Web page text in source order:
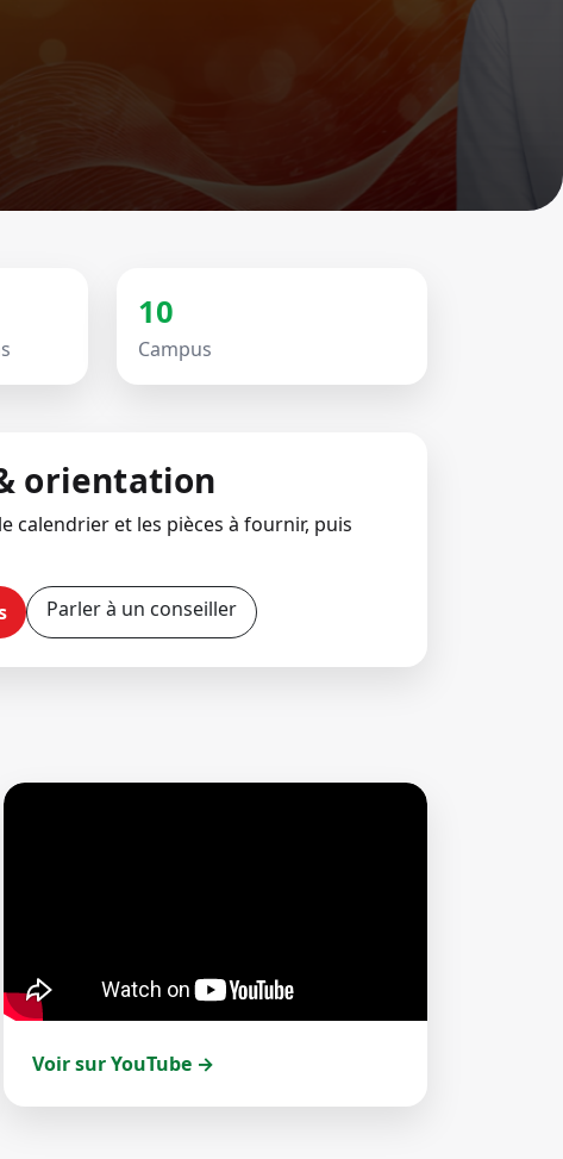
10
Campus
orientation
calendrier et les pièces à fournir, puis
Parler à un conseiller
Voir sur YouTube →